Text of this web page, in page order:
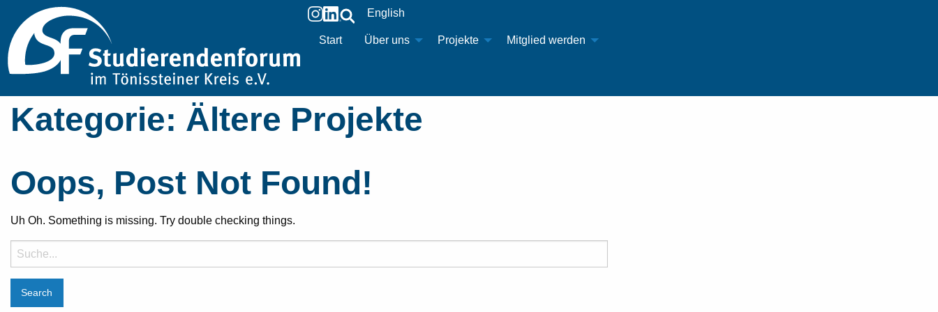
English
Start Über uns Projekte Mitglied werden
Kategorie: Ältere Projekte
Oops, Post Not Found!
Uh Oh. Something is missing. Try double checking things.
Suche
nach: